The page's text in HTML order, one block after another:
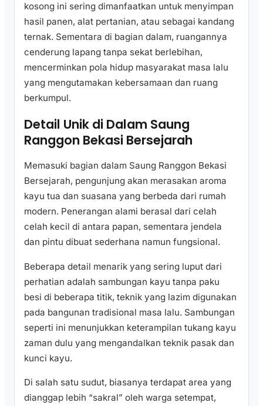
kosong ini sering dimanfaatkan untuk menyimpan
hasil panen, alat pertanian, atau sebagai kandang
ternak. Sementara di bagian dalam, ruangannya
cenderung lapang tanpa sekat berlebihan,
mencerminkan pola hidup masyarakat masa lalu
yang mengutamakan kebersamaan dan ruang
berkumpul.
Detail Unik di Dalam Saung
Ranggon Bekasi Bersejarah
Memasuki bagian dalam Saung Ranggon Bekasi
Bersejarah, pengunjung akan merasakan aroma
kayu tua dan suasana yang berbeda dari rumah
modern. Penerangan alami berasal dari celah
celah kecil di antara papan, sementara jendela
dan pintu dibuat sederhana namun fungsional.
Beberapa detail menarik yang sering luput dari
perhatian adalah sambungan kayu tanpa paku
besi di beberapa titik, teknik yang lazim digunakan
pada bangunan tradisional masa lalu. Sambungan
seperti ini menunjukkan keterampilan tukang kayu
zaman dulu yang mengandalkan teknik pasak dan
kunci kayu.
Di salah satu sudut, biasanya terdapat area yang
dianggap lebih “sakral” oleh warga setempat,